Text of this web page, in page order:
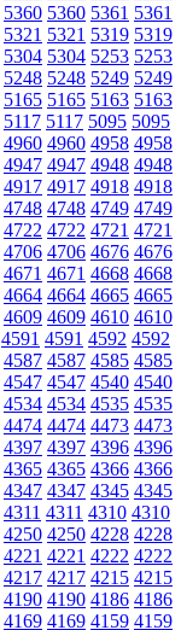
5360 5360 5361 5361
5321 5321 5319 5319
5304 5304 5253 5253
5248 5248 5249 5249
5165 5165 5163 5163
5117 5117 5095 5095
4960 4960 4958 4958
4947 4947 4948 4948
4917 4917 4918 4918
4748 4748 4749 4749
4722 4722 4721 4721
4706 4706 4676 4676
4671 4671 4668 4668
4664 4664 4665 4665
4609 4609 4610 4610
4591 4591 4592 4592
4587 4587 4585 4585
4547 4547 4540 4540
4534 4534 4535 4535
4474 4474 4473 4473
4397 4397 4396 4396
4365 4365 4366 4366
4347 4347 4345 4345
4311 4311 4310 4310
4250 4250 4228 4228
4221 4221 4222 4222
4217 4217 4215 4215
4190 4190 4186 4186
4169 4169 4159 4159